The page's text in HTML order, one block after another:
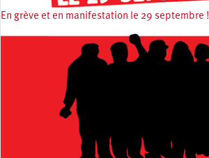
En grève et en manifestation le 29 septembre !